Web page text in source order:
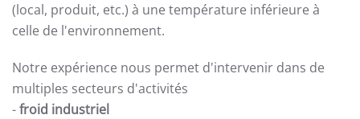
(local, produit, etc.) à une température inférieure à
celle de l'environnement.
Notre expérience nous permet d'intervenir dans de
multiples secteurs d'activités
-froid industriel